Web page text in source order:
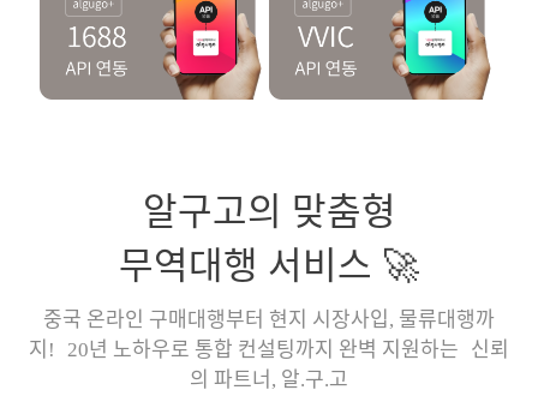
알구고의 맞춤형
무역대행 서비스 🚀
중국 온라인 구매대행부터 현지 시장사입, 물류대행까
지! 20년 노하우로 통합 컨설팅까지 완벽 지원하는 신뢰
의 파트너, 알.구.고